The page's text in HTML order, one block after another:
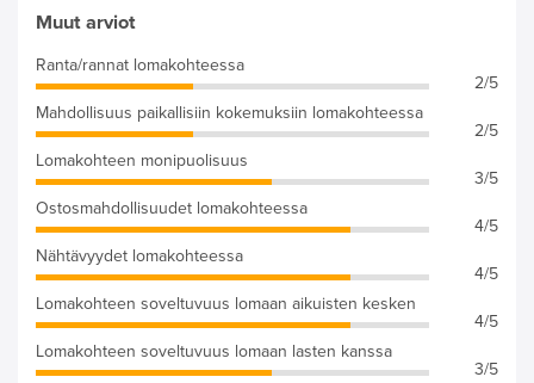
Muut arviot
Ranta/rannat lomakohteessa
2/5
Mahdollisuus paikallisiin kokemuksiin lomakohteessa
2/5
Lomakohteen monipuolisuus
3/5
Ostosmahdollisuudet lomakohteessa
4/5
Nähtävyydet lomakohteessa
4/5
Lomakohteen soveltuvuus lomaan aikuisten kesken
4/5
Lomakohteen soveltuvuus lomaan lasten kanssa
3/5